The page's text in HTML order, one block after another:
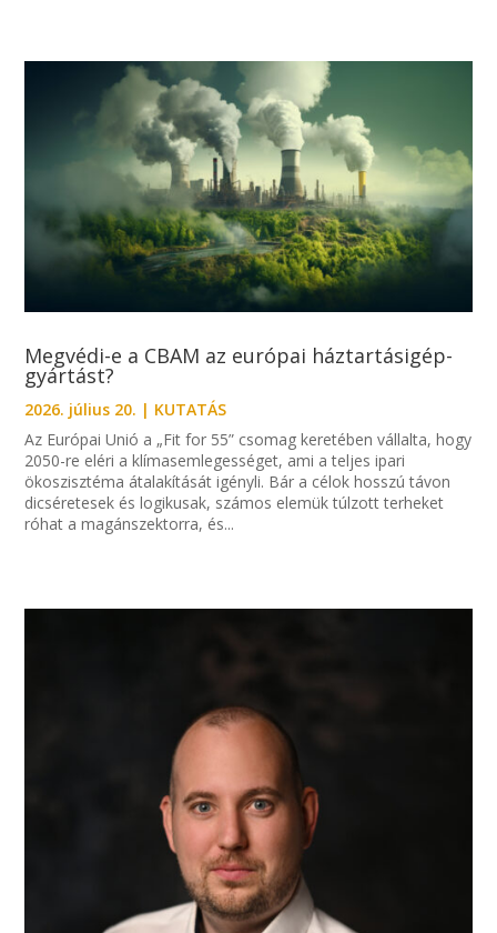
Megvédi-e a CBAM az európai háztartásigép-
gyártást?
2026. július 20. | KUTATÁS
Az Európai Unió a „Fit for 55” csomag keretében vállalta, hogy
2050-re eléri a klímasemlegességet, ami a teljes ipari
ökoszisztéma átalakítását igényli. Bár a célok hosszú távon
dicséretesek és logikusak, számos elemük túlzott terheket
róhat a magánszektorra, és...